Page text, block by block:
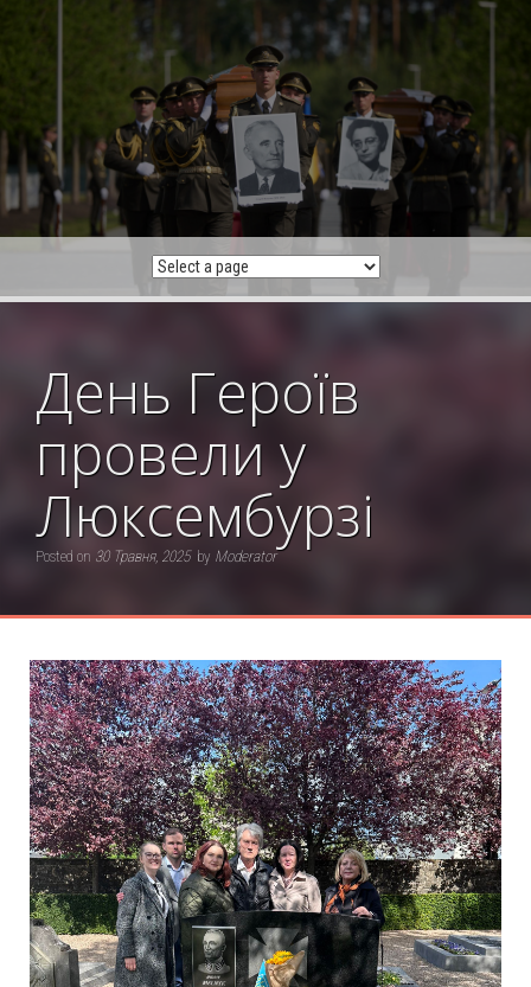
День Героїв
провели у
Люксембурзі
Posted on 30 Травня, 2025 by Moderator